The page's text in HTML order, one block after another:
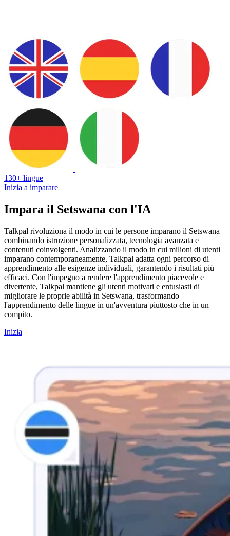
130+ lingue
Inizia a imparare
Impara il Setswana con l'IA
Talkpal rivoluziona il modo in cui le persone imparano il Setswana
combinando istruzione personalizzata, tecnologia avanzata e
contenuti coinvolgenti. Analizzando il modo in cui milioni di utenti
imparano contemporaneamente, Talkpal adatta ogni percorso di
apprendimento alle esigenze individuali, garantendo i risultati più
efficaci. Con l'impegno a rendere l'apprendimento piacevole e
divertente, Talkpal mantiene gli utenti motivati e entusiasti di
migliorare le proprie abilità in Setswana, trasformando
l'apprendimento delle lingue in un'avventura piuttosto che in un
compito.
Inizia